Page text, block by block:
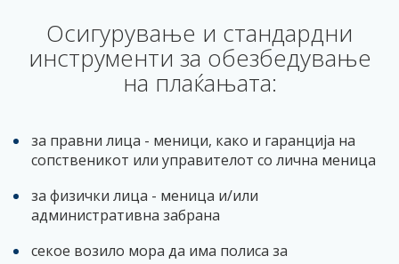
Осигурување и стандардни
инструменти за обезбедување
на плаќањата:
за правни лица - меници, како и гаранција на
сопственикот или управителот со лична меница
за физички лица - меница и/или
административна забрана
секое возило мора да има полиса за